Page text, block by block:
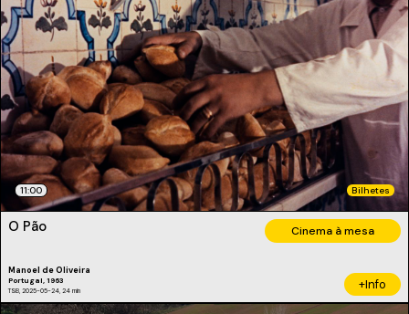
11:00 Bilhetes
O Pão Cinema à mesa
Manoel de Oliveira
Portugal, 1963
TSB, 2025-05-24, 24 min +Info